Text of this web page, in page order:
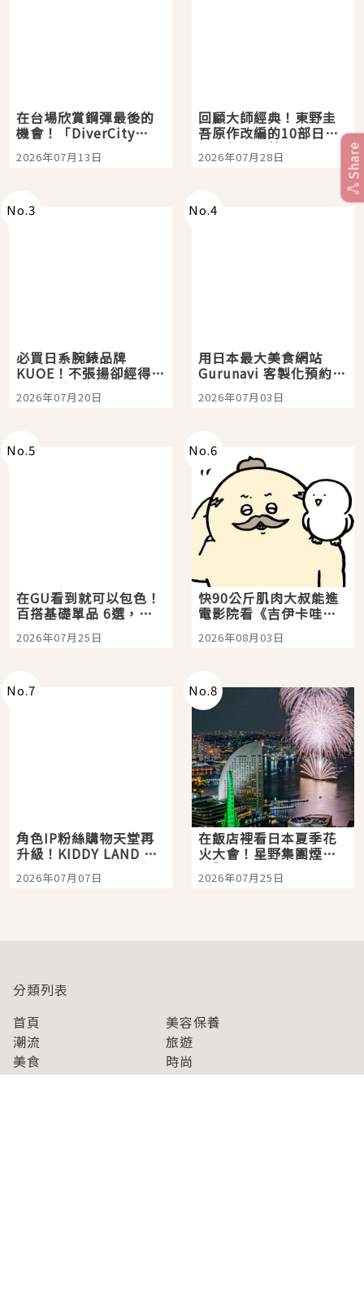
在台場欣賞鋼彈最後的
機會！「DiverCity
Tokyo Plaza」搭船、
購物、美食及夜景，一
2026年07月13日
回顧大師經典！東野圭
吾原作改編的10部日本
影視作品推薦
2026年07月28日
No.3
必買日系腕錶品牌
KUOE！不張揚卻經得起
時間洗鍊的經典之作五
選
2026年07月20日
No.4
用日本最大美食網站
Gurunavi 客製化預約九
大都市餐廳，打造專屬
美食體驗！
2026年07月03日
No.5
在GU看到就可以包色！
百搭基礎單品 6選，閉
眼全收也不心疼
2026年07月25日
No.6
快90公斤肌肉大叔能進
電影院看《吉伊卡哇》
嗎？日本重金屬樂團
「打首」會長與nagano
2026年08月03日
No.7
角色IP粉絲購物天堂再
升級！KIDDY LAND 原
宿店吉伊卡哇迎客，新
開幕 OMOKADO 店3分
2026年07月07日
No.8
在飯店裡看日本夏季花
火大會！星野集團煙火
景觀飯店6選，讓你不用
人擠人悠閒欣賞
2026年07月25日
Share
分類列表
首頁
美容保養
潮流
旅遊
美食
時尚
藝能娛樂
購物